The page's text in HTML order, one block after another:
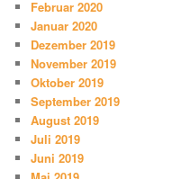
Februar 2020
Januar 2020
Dezember 2019
November 2019
Oktober 2019
September 2019
August 2019
Juli 2019
Juni 2019